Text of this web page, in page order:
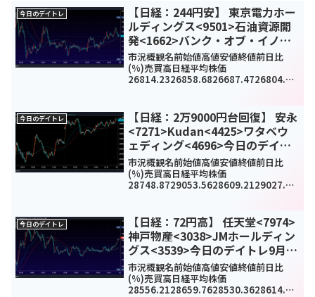
今日のデイトレ
【日経：244円安】 東京電力ホー
ルディングス<9501>石油資源開
発<1662>バンク・オブ・イノベ
ーション<4393>今日のデイトレ6
月29日
市況概観名前始値高値安値終値前日比
(%)売買高日経平均株価
26814.2326858.6826687.4726804.6-
今日のデイトレ
【日経：2万9000円台回復】 安永
<7271>Kudan<4425>ワタベウ
ェディング<4696>今日のデイト
レ3月9日
市況概観名前始値高値安値終値前日比
(%)売買高日経平均株価
28748.8729053.5628609.2129027.94
今日のデイトレ
【日経：72円高】 任天堂<7974>
神戸物産<3038>JMホールディン
グス<3539>今日のデイトレ9月13
日
市況概観名前始値高値安値終値前日比
(%)売買高日経平均株価
28556.2128659.7628530.3628614.63